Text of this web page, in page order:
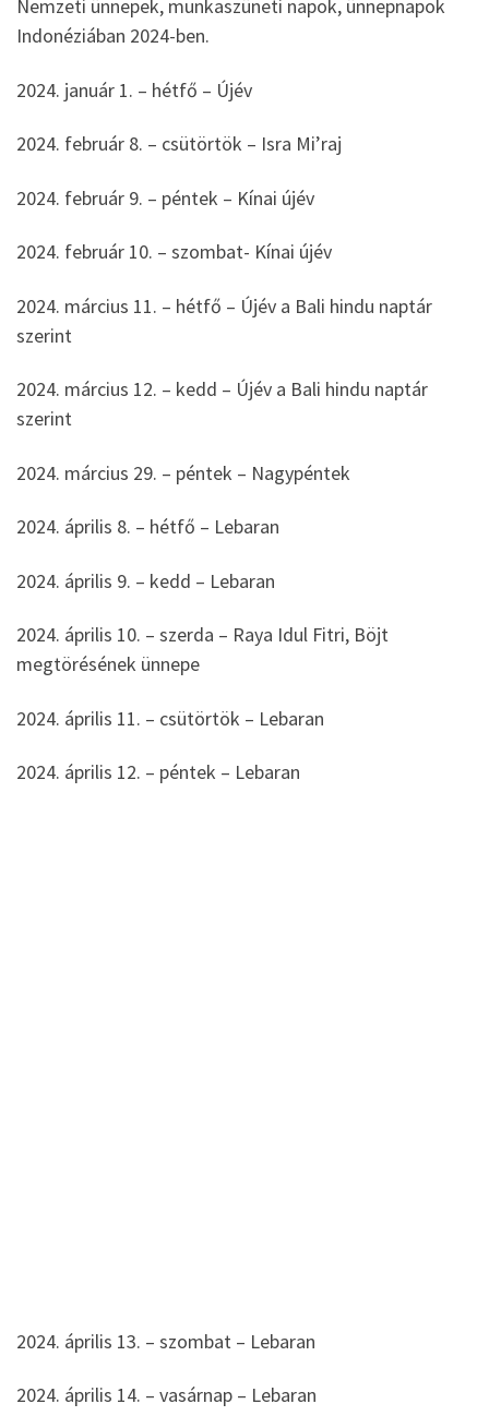
Nemzeti ünnepek, munkaszüneti napok, ünnepnapok
Indonéziában 2024-ben.
2024. január 1. – hétfő – Újév
2024. február 8. – csütörtök – Isra Mi’raj
2024. február 9. – péntek – Kínai újév
2024. február 10. – szombat- Kínai újév
2024. március 11. – hétfő – Újév a Bali hindu naptár
szerint
2024. március 12. – kedd – Újév a Bali hindu naptár
szerint
2024. március 29. – péntek – Nagypéntek
2024. április 8. – hétfő – Lebaran
2024. április 9. – kedd – Lebaran
2024. április 10. – szerda – Raya Idul Fitri, Böjt
megtörésének ünnepe
2024. április 11. – csütörtök – Lebaran
2024. április 12. – péntek – Lebaran
2024. április 13. – szombat – Lebaran
2024. április 14. – vasárnap – Lebaran